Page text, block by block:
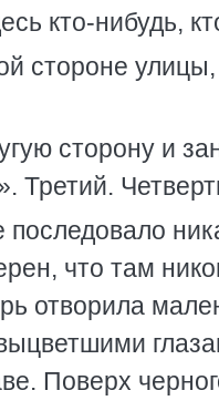
кто-нибудь,
стороне
сторону и
Третий.
что там
отворила
Поверх